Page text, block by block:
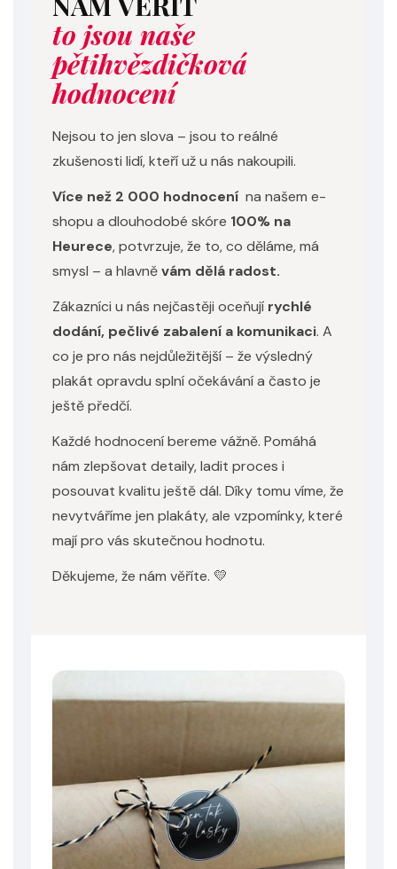
to jsou naše
pětihvězdičková
hodnocení
Nejsou to jen slova – jsou to reálné
zkušenosti lidí, kteří už u nás nakoupili.
Více než 2 000 hodnocení na našem e-
shopu a dlouhodobé skóre 100% na
Heurece, potvrzuje, že to, co děláme, má
smysl – a hlavněvám dělá radost.
Zákazníci u nás nejčastěji oceňují rychlé
dodání, pečlivé zabalení a komunikaci. A
co je pro nás nejdůležitější – že výsledný
plakát opravdu splní očekávání a často je
ještě předčí.
Každé hodnocení bereme vážně. Pomáhá
nám zlepšovat detaily, ladit proces i
posouvat kvalitu ještě dál. Díky tomu víme, že
nevytváříme jen plakáty, ale vzpomínky, které
mají pro vás skutečnou hodnotu.
Děkujeme, že nám věříte. 💛